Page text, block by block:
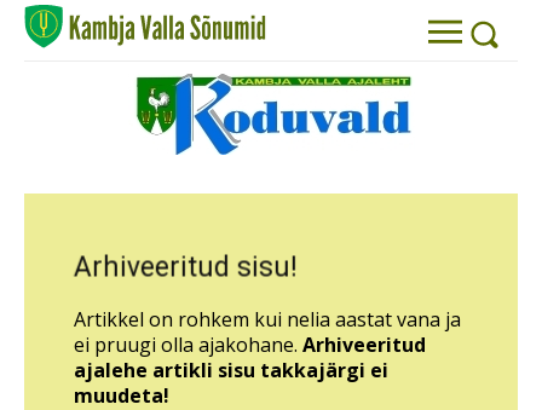
Arhiveeritud sisu!
Artikkel on rohkem kui nelia aastat vana ja
ei pruugi olla ajakohane. Arhiveeritud
ajalehe artikli sisu takkajärgi ei
muudeta!